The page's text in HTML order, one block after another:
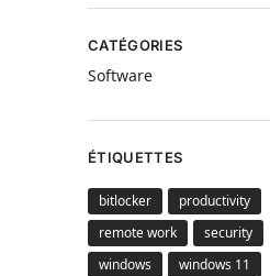
CATÉGORIES
Software
ÉTIQUETTES
bitlocker
productivity
remote work
security
windows
windows 11